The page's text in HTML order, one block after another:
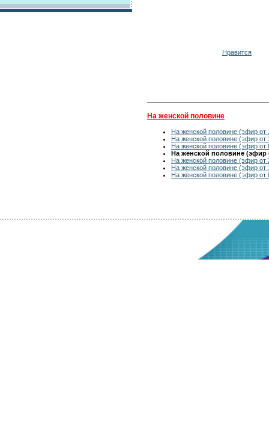
Нравится
На женской половине
На женской половине (эфир от
На женской половине (эфир от
На женской половине (эфир от
На женской половине (эфир
На женской половине (эфир от
На женской половине (эфир от
На женской половине (эфир от